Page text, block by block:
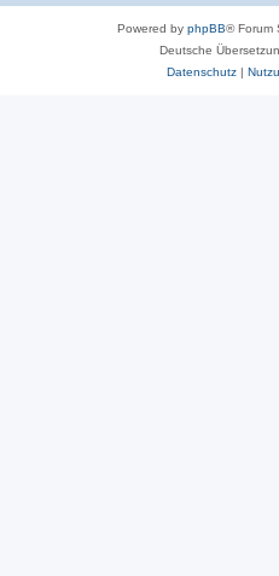
Powered by phpBB® Forum
Deutsche
Datenschutz|